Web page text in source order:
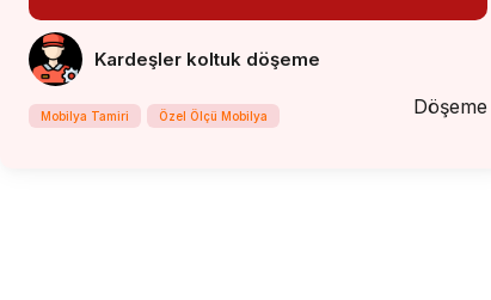
Kardeşler koltuk döşeme
Mobilya Tamiri Özel Ölçü Mobilya Döşeme